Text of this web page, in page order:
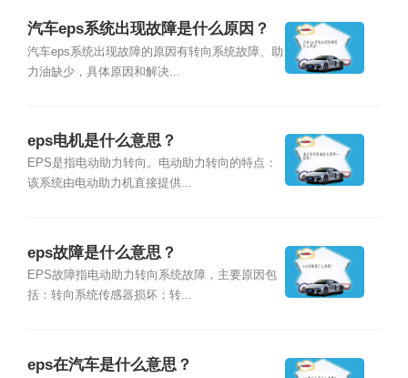
汽车eps系统出现故障是什么原因？
汽车eps系统出现故障的原因有转向系统故障、助
力油缺少，具体原因和解决...
eps电机是什么意思？
EPS是指电动助力转向。电动助力转向的特点：
该系统由电动助力机直接提供...
eps故障是什么意思？
EPS故障指电动助力转向系统故障，主要原因包
括：转向系统传感器损坏；转...
eps在汽车是什么意思？